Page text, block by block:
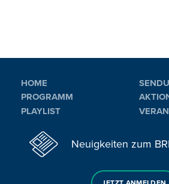
HOME
PROGRAMM
PLAYLIST
Neuigkeiten zum